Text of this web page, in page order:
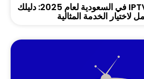
افضل اشتراك IPTV في السعودية لعام 2025: دليلك
لاختيار الخدمة المثالية